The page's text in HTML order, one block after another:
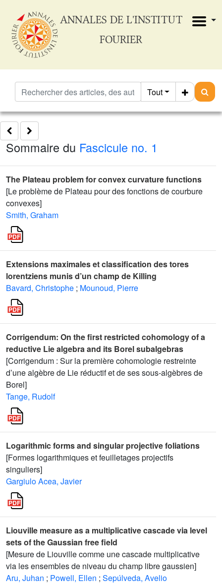
ANNALES DE L'INSTITUT
FOURIER
Tout
Sommaire du Fascicule no. 1
The Plateau problem for convex curvature functions
[Le problème de Plateau pour des fonctions de courbure
convexes]
Smith, Graham
Extensions maximales et classification des tores
lorentziens munis d’un champ de Killing
Bavard, Christophe ; Mounoud, Pierre
Corrigendum: On the first restricted cohomology of a
reductive Lie algebra and its Borel subalgebras
[Corrigendum : Sur la première cohomologie restreinte
d’une algèbre de Lie réductif et de ses sous-algèbres de
Borel]
Tange, Rudolf
Logarithmic forms and singular projective foliations
[Formes logarithmiques et feuilletages projectifs
singuliers]
Gargiulo Acea, Javier
Liouville measure as a multiplicative cascade via level
sets of the Gaussian free field
[Mesure de Liouville comme une cascade multiplicative
via les ensembles de niveau du champ libre gaussien]
Aru, Juhan ; Powell, Ellen ; Sepúlveda, Avelio